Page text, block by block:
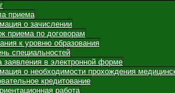
приема
о зачислении
приема по договорам
к уровню образования
специальностей
заявления в электронной форме
о необходимости прохождения
кредитование
работа